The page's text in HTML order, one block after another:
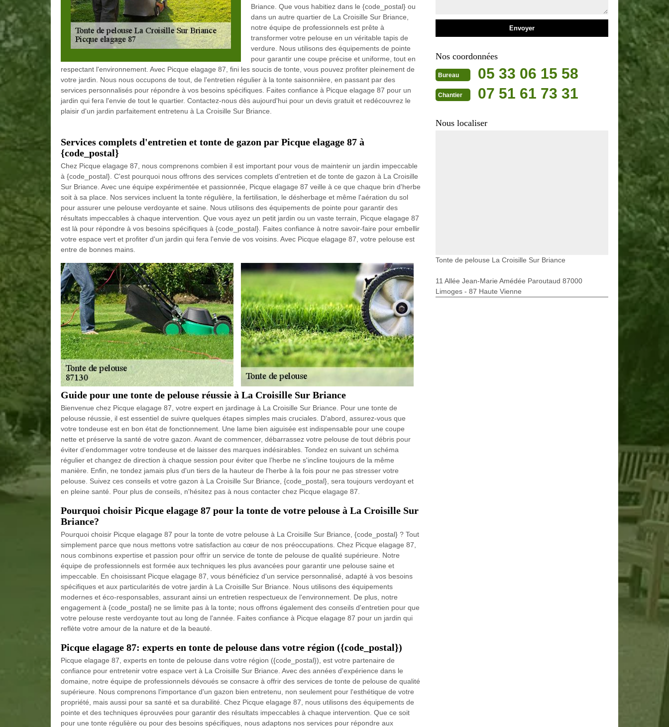
Briance. Que vous habitiez dans le {code_postal} ou
dans un autre quartier de La Croisille Sur Briance,
notre équipe de professionnels est prête à
transformer votre pelouse en un véritable tapis de
verdure. Nous utilisons des équipements de pointe
pour garantir une coupe précise et uniforme, tout en
respectant l'environnement. Avec Picque elagage 87, fini les soucis de tonte, vous pouvez profiter pleinement de
votre jardin. Nous nous occupons de tout, de l'entretien régulier à la tonte saisonnière, en passant par des
services personnalisés pour répondre à vos besoins spécifiques. Faites confiance à Picque elagage 87 pour un
jardin qui fera l'envie de tout le quartier. Contactez-nous dès aujourd'hui pour un devis gratuit et redécouvrez le
plaisir d'un jardin parfaitement entretenu à La Croisille Sur Briance.
Services complets d'entretien et tonte de gazon par Picque elagage 87 à
{code_postal}
Chez Picque elagage 87, nous comprenons combien il est important pour vous de maintenir un jardin impeccable
à {code_postal}. C'est pourquoi nous offrons des services complets d'entretien et de tonte de gazon à La Croisille
Sur Briance. Avec une équipe expérimentée et passionnée, Picque elagage 87 veille à ce que chaque brin d'herbe
soit à sa place. Nos services incluent la tonte régulière, la fertilisation, le désherbage et même l'aération du sol
pour assurer une pelouse verdoyante et saine. Nous utilisons des équipements de pointe pour garantir des
résultats impeccables à chaque intervention. Que vous ayez un petit jardin ou un vaste terrain, Picque elagage 87
est là pour répondre à vos besoins spécifiques à {code_postal}. Faites confiance à notre savoir-faire pour embellir
votre espace vert et profiter d'un jardin qui fera l'envie de vos voisins. Avec Picque elagage 87, votre pelouse est
entre de bonnes mains.
Guide pour une tonte de pelouse réussie à La Croisille Sur Briance
Bienvenue chez Picque elagage 87, votre expert en jardinage à La Croisille Sur Briance. Pour une tonte de
pelouse réussie, il est essentiel de suivre quelques étapes simples mais cruciales. D'abord, assurez-vous que
votre tondeuse est en bon état de fonctionnement. Une lame bien aiguisée est indispensable pour une coupe
nette et préserve la santé de votre gazon. Avant de commencer, débarrassez votre pelouse de tout débris pour
éviter d’endommager votre tondeuse et de laisser des marques indésirables. Tondez en suivant un schéma
régulier et changez de direction à chaque session pour éviter que l’herbe ne s'incline toujours de la même
manière. Enfin, ne tondez jamais plus d'un tiers de la hauteur de l'herbe à la fois pour ne pas stresser votre
pelouse. Suivez ces conseils et votre gazon à La Croisille Sur Briance, {code_postal}, sera toujours verdoyant et
en pleine santé. Pour plus de conseils, n'hésitez pas à nous contacter chez Picque elagage 87.
Pourquoi choisir Picque elagage 87 pour la tonte de votre pelouse à La Croisille Sur
Briance?
Pourquoi choisir Picque elagage 87 pour la tonte de votre pelouse à La Croisille Sur Briance, {code_postal} ? Tout
simplement parce que nous mettons votre satisfaction au cœur de nos préoccupations. Chez Picque elagage 87,
nous combinons expertise et passion pour offrir un service de tonte de pelouse de qualité supérieure. Notre
équipe de professionnels est formée aux techniques les plus avancées pour garantir une pelouse saine et
impeccable. En choisissant Picque elagage 87, vous bénéficiez d'un service personnalisé, adapté à vos besoins
spécifiques et aux particularités de votre jardin à La Croisille Sur Briance. Nous utilisons des équipements
modernes et éco-responsables, assurant ainsi un entretien respectueux de l'environnement. De plus, notre
engagement à {code_postal} ne se limite pas à la tonte; nous offrons également des conseils d'entretien pour que
votre pelouse reste verdoyante tout au long de l'année. Faites confiance à Picque elagage 87 pour un jardin qui
reflète votre amour de la nature et de la beauté.
Picque elagage 87: experts en tonte de pelouse dans votre région ({code_postal})
Picque elagage 87, experts en tonte de pelouse dans votre région ({code_postal}), est votre partenaire de
confiance pour entretenir votre espace vert à La Croisille Sur Briance. Avec des années d'expérience dans le
domaine, notre équipe de professionnels dévoués se consacre à offrir des services de tonte de pelouse de qualité
supérieure. Nous comprenons l'importance d'un gazon bien entretenu, non seulement pour l'esthétique de votre
propriété, mais aussi pour sa santé et sa durabilité. Chez Picque elagage 87, nous utilisons des équipements de
pointe et des techniques éprouvées pour garantir des résultats impeccables à chaque intervention. Que ce soit
pour une tonte régulière ou pour des besoins spécifiques, nous adaptons nos services pour répondre aux
Nos coordonnées
Bureau 05 33 06 15 58
Chantier 07 51 61 73 31
Nous localiser
Tonte de pelouse La Croisille Sur Briance
11 Allée Jean-Marie Amédée Paroutaud 87000
Limoges - 87 Haute Vienne